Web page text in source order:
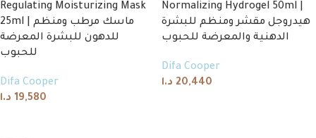
Regulating Moisturizing Mask
25ml | ماسك مرطب ومنظم
للدهون للبشرة المعرضة
للحبوب
Difa Cooper
19,580 د.ا
Normalizing Hydrogel 50ml |
هيدروجل مقشر ومنظم للبشرة
الدهنية والمعرضة للحبوب
Difa Cooper
20,440 د.ا